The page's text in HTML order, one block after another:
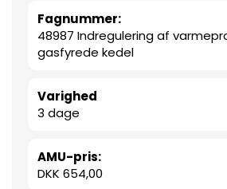
Fagnummer:
48987 Indregulering af
gasfyrede kedel
Varighed
3 dage
AMU-pris:
DKK 654,00